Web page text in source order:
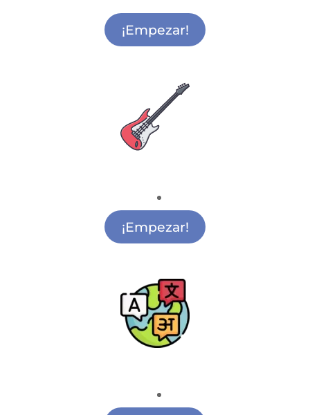
¡Empezar!
Música para Colegios Ciudad Lineal
¡Empezar!
Academia de Idiomas Ciudad Lineal